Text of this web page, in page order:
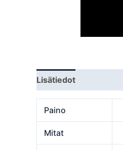
Lisätiedot
Paino
Mitat